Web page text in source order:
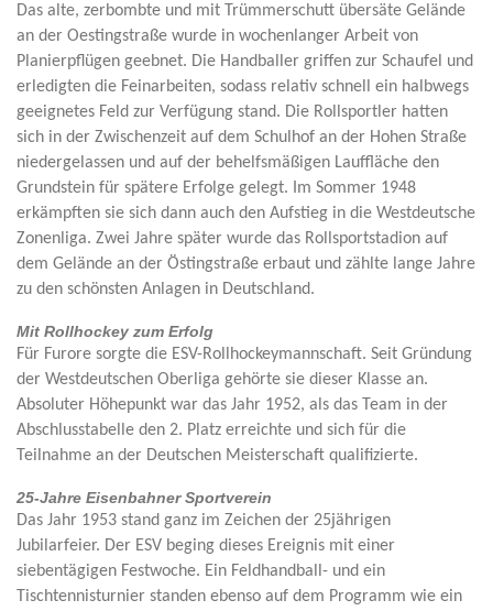
Das alte, zerbombte und mit Trümmerschutt übersäte Gelände
an der Oestingstraße wurde in wochenlanger Arbeit von
Planierpflügen geebnet. Die Handballer griffen zur Schaufel und
erledigten die Feinarbeiten, sodass relativ schnell ein halbwegs
geeignetes Feld zur Verfügung stand. Die Rollsportler hatten
sich in der Zwischenzeit auf dem Schulhof an der Hohen Straße
niedergelassen und auf der behelfsmäßigen Lauffläche den
Grundstein für spätere Erfolge gelegt. Im Sommer 1948
erkämpften sie sich dann auch den Aufstieg in die Westdeutsche
Zonenliga. Zwei Jahre später wurde das Rollsportstadion auf
dem Gelände an der Östingstraße erbaut und zählte lange Jahre
zu den schönsten Anlagen in Deutschland.
Mit Rollhockey zum Erfolg
Für Furore sorgte die ESV-Rollhockeymannschaft. Seit Gründung
der Westdeutschen Oberliga gehörte sie dieser Klasse an.
Absoluter Höhepunkt war das Jahr 1952, als das Team in der
Abschlusstabelle den 2. Platz erreichte und sich für die
Teilnahme an der Deutschen Meisterschaft qualifizierte.
25-Jahre Eisenbahner Sportverein
Das Jahr 1953 stand ganz im Zeichen der 25jährigen
Jubilarfeier. Der ESV beging dieses Ereignis mit einer
siebentägigen Festwoche. Ein Feldhandball- und ein
Tischtennisturnier standen ebenso auf dem Programm wie ein